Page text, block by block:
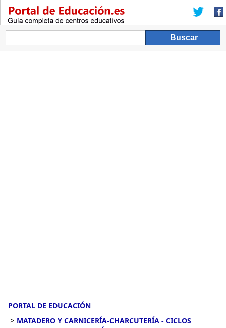
PORTAL DE EDUCACIÓN
> MATADERO Y CARNICERÍA-CHARCUTERÍA - CICLOS